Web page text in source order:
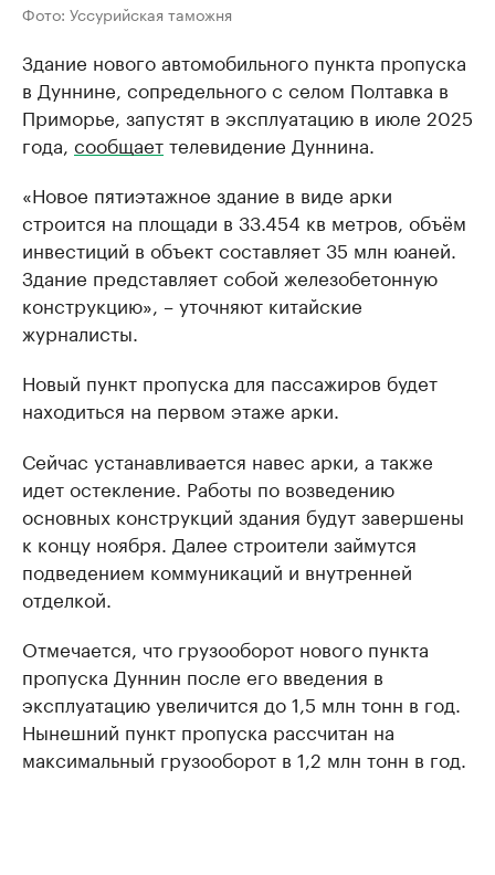
Фото: Уссурийская таможня
Здание нового автомобильного пункта пропуска
в Дуннине, сопредельного с селом Полтавка в
Приморье, запустят в эксплуатацию в июле 2025
года, сообщаеттелевидение Дуннина.
«Новое пятиэтажное здание в виде арки
строится на площади в 33.454 кв метров, объём
инвестиций в объект составляет 35 млн юаней.
Здание представляет собой железобетонную
конструкцию», – уточняют китайские
журналисты.
Новый пункт пропуска для пассажиров будет
находиться на первом этаже арки.
Сейчас устанавливается навес арки, а также
идет остекление. Работы по возведению
основных конструкций здания будут завершены
к концу ноября. Далее строители займутся
подведением коммуникаций и внутренней
отделкой.
Отмечается, что грузооборот нового пункта
пропуска Дуннин после его введения в
эксплуатацию увеличится до 1,5 млн тонн в год.
Нынешний пункт пропуска рассчитан на
максимальный грузооборот в 1,2 млн тонн в год.